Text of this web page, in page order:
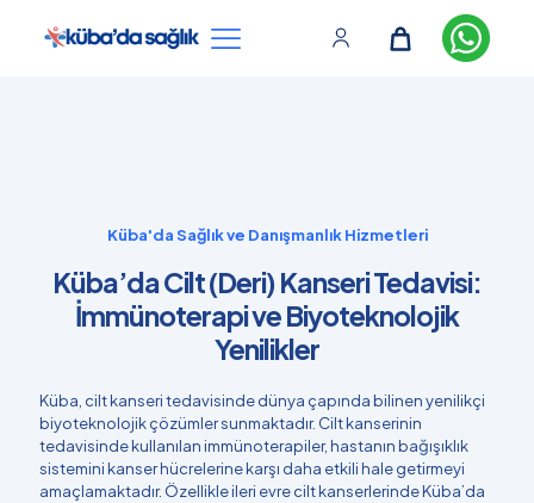
Küba'da Sağlık ve Danışmanlık Hizmetleri
Küba’da Cilt (Deri) Kanseri Tedavisi:
İmmünoterapi ve Biyoteknolojik
Yenilikler
Küba, cilt kanseri tedavisinde dünya çapında bilinen yenilikçi
biyoteknolojik çözümler sunmaktadır. Cilt kanserinin
tedavisinde kullanılan immünoterapiler, hastanın bağışıklık
sistemini kanser hücrelerine karşı daha etkili hale getirmeyi
amaçlamaktadır. Özellikle ileri evre cilt kanserlerinde Küba’da